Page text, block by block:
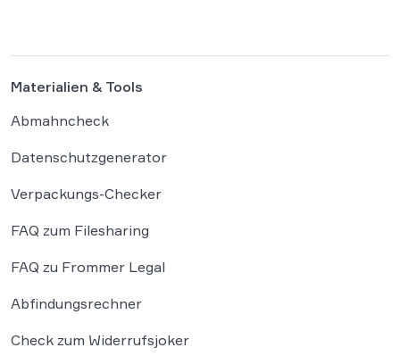
Materialien & Tools
Abmahncheck
Datenschutzgenerator
Verpackungs-Checker
FAQ zum Filesharing
FAQ zu Frommer Legal
Abfindungsrechner
Check zum Widerrufsjoker